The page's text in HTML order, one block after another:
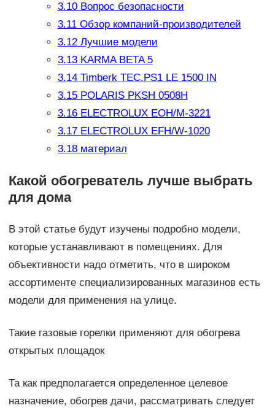
3.10Вопрос безопасности
3.11Обзор компаний-производителей
3.12Лучшие модели
3.13KARMA BETA 5
3.14Timberk TEC.PS1 LE 1500 IN
3.15POLARIS PKSH 0508H
3.16ELECTROLUX EOH/M-3221
3.17ELECTROLUX EFH/W-1020
3.18материал
Какой обогреватель лучше выбрать
для дома
В этой статье будут изучены подробно модели,
которые устанавливают в помещениях. Для
объективности надо отметить, что в широком
ассортименте специализированных магазинов есть
модели для применения на улице.
Такие газовые горелки применяют для обогрева
открытых площадок
Та как предполагается определенное целевое
назначение, обогрев дачи, рассматривать следует